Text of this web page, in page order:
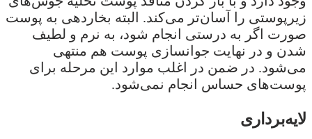
زیرپوستی را آسان‌تر می‌کند. البته بخاردهی به پوست
صورت اگر به درستی انجام شود، به نرم و لطیف
شدن و در نهایت جوانسازی پوست هم منتهی
می‌شود. در ضمن در اغلب موارد این مرحله برای
پوست‌های حساس انجام نمی‌شود.
لایه‌برداری